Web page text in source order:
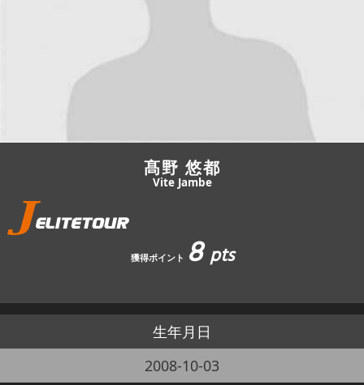
エントリー
JBCF ROAD SERIESとは
髙野 悠都
Vite Jambe
獲得ポイント 8pts
生年月日
2008-10-03